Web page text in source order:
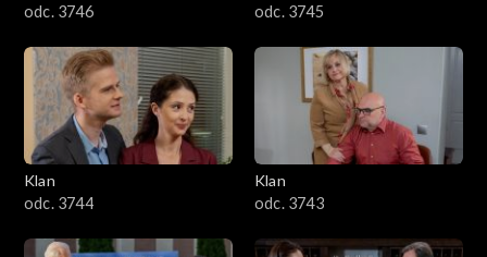
odc. 3746
odc. 3745
Klan
odc. 3744
Klan
odc. 3743